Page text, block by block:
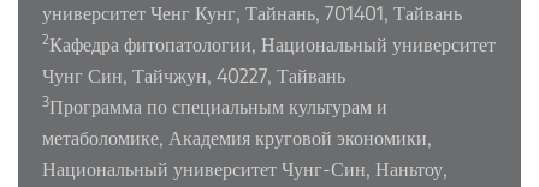
университет Ченг Кунг, Тайнань, 701401, Тайвань
2Кафедра фитопатологии, Национальный университет
Чунг Син, Тайчжун, 40227, Тайвань
3Программа по специальным культурам и
метаболомике, Академия круговой экономики,
Национальный университет Чунг-Син, Наньтоу,